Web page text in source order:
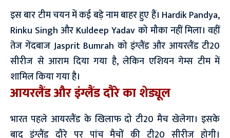
इस बार टीम चयन में कई बड़े नाम बाहर हुए हैं। Hardik Pandya,
Rinku Singh और Kuldeep Yadav को मौका नहीं मिला। वहीं
तेज गेंदबाज Jasprit Bumrah को इंग्लैंड और आयरलैंड टी20
सीरीज से आराम दिया गया है, लेकिन एशियन गेम्स टीम में
शामिल किया गया है।
आयरलैंड और इंग्लैंड दौरे का शेड्यूल
भारत पहले आयरलैंड के खिलाफ दो टी20 मैच खेलेगा। इसके
बाद इंग्लैंड दौरे पर पांच मैचों की टी20 सीरीज होगी।